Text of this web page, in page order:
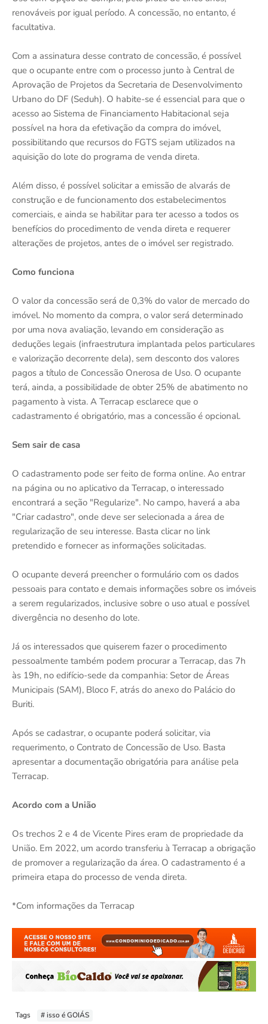
renováveis por igual período. A concessão, no entanto, é
facultativa.
Com a assinatura desse contrato de concessão, é possível
que o ocupante entre com o processo junto à Central de
Aprovação de Projetos da Secretaria de Desenvolvimento
Urbano do DF (Seduh). O habite-se é essencial para que o
acesso ao Sistema de Financiamento Habitacional seja
possível na hora da efetivação da compra do imóvel,
possibilitando que recursos do FGTS sejam utilizados na
aquisição do lote do programa de venda direta.
Além disso, é possível solicitar a emissão de alvarás de
construção e de funcionamento dos estabelecimentos
comerciais, e ainda se habilitar para ter acesso a todos os
benefícios do procedimento de venda direta e requerer
alterações de projetos, antes de o imóvel ser registrado.
Como funciona
O valor da concessão será de 0,3% do valor de mercado do
imóvel. No momento da compra, o valor será determinado
por uma nova avaliação, levando em consideração as
deduções legais (infraestrutura implantada pelos particulares
e valorização decorrente dela), sem desconto dos valores
pagos a título de Concessão Onerosa de Uso. O ocupante
terá, ainda, a possibilidade de obter 25% de abatimento no
pagamento à vista. A Terracap esclarece que o
cadastramento é obrigatório, mas a concessão é opcional.
Sem sair de casa
O cadastramento pode ser feito de forma online. Ao entrar
na página ou no aplicativo da Terracap, o interessado
encontrará a seção "Regularize". No campo, haverá a aba
"Criar cadastro", onde deve ser selecionada a área de
regularização de seu interesse. Basta clicar no link
pretendido e fornecer as informações solicitadas.
O ocupante deverá preencher o formulário com os dados
pessoais para contato e demais informações sobre os imóveis
a serem regularizados, inclusive sobre o uso atual e possível
divergência no desenho do lote.
Já os interessados que quiserem fazer o procedimento
pessoalmente também podem procurar a Terracap, das 7h
às 19h, no edifício-sede da companhia: Setor de Áreas
Municipais (SAM), Bloco F, atrás do anexo do Palácio do
Buriti.
Após se cadastrar, o ocupante poderá solicitar, via
requerimento, o Contrato de Concessão de Uso. Basta
apresentar a documentação obrigatória para análise pela
Terracap.
Acordo com a União
Os trechos 2 e 4 de Vicente Pires eram de propriedade da
União. Em 2022, um acordo transferiu à Terracap a obrigação
de promover a regularização da área. O cadastramento é a
primeira etapa do processo de venda direta.
*Com informações da Terracap
Tags # isso é GOIÁS